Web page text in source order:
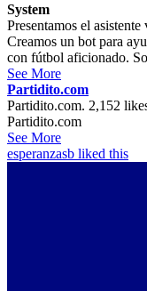
System
Presentamos el
Creamos un bot para
con fútbol aficionado.
See More
Partidito.com
Partidito.com. 2,152
Partidito.com
See More
esperanzasb liked this